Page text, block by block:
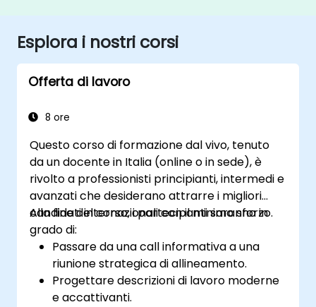
Esplora i nostri corsi
Offerta di lavoro
8 ore
Questo corso di formazione dal vivo, tenuto
da un docente in Italia (online o in sede), è
rivolto a professionisti principianti, intermedi e
avanzati che desiderano attrarre i migliori
candidati internazionali con il minimo sforzo.
Alla fine del corso, i partecipanti saranno in
grado di:
Passare da una call informativa a una
riunione strategica di allineamento.
Progettare descrizioni di lavoro moderne
e accattivanti.